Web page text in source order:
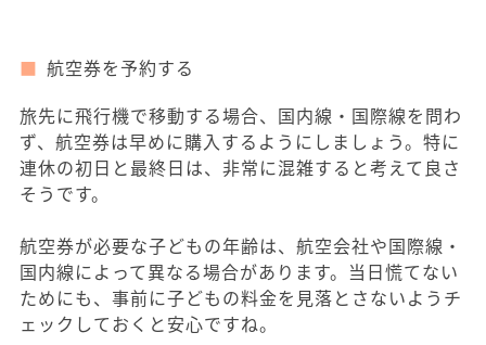
航空券を予約する
旅先に飛行機で移動する場合、国内線・国際線を問わ
ず、航空券は早めに購入するようにしましょう。特に
連休の初日と最終日は、非常に混雑すると考えて良さ
そうです。
航空券が必要な子どもの年齢は、航空会社や国際線・
国内線によって異なる場合があります。当日慌てない
ためにも、事前に子どもの料金を見落とさないようチ
ェックしておくと安心ですね。